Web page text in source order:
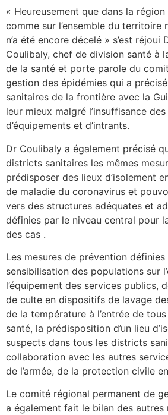
« Heureusement que dans la
comme sur l’ensemble du territoire
n’a été encore décelé » s’est réjoui
Coulibaly, chef de division santé à
de la santé et porte parole du
gestion des épidémies qui a
sanitaires de la frontière avec la
leur mieux malgré l’insuffisance
d’équipements et d’intrants.
Dr Coulibaly a également précisé
districts sanitaires les mêmes
prédisposer des lieux d’isolement
de maladie du coronavirus et
vers des structures adéquates et
définies par le niveau central pour
des cas .
Les mesures de prévention
sensibilisation des populations sur
l’équipement des services publics,
de culte en dispositifs de lavage
de la température à l’entrée de
santé, la prédisposition d’un lieu
suspects dans tous les districts
collaboration avec les autres
de l’armée, de la protection civile
Le comité régional permanent de
a également fait le bilan des autres